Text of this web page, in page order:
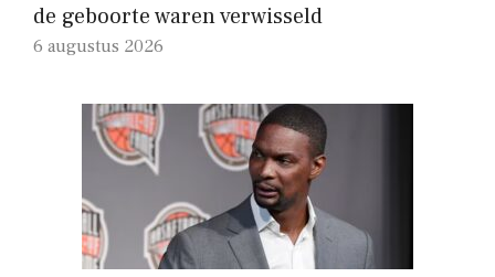
de geboorte waren verwisseld
6 augustus 2026